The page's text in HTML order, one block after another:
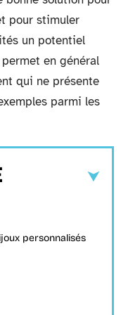
pour stimuler
un potentiel
en général
qui ne présente
parmi les
personnalisés